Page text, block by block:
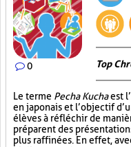
0 Top
Le terme Pecha Kuchaest
en japonais et l’objectif
élèves à réfléchir de
préparent des
plus raffinées. En effet,